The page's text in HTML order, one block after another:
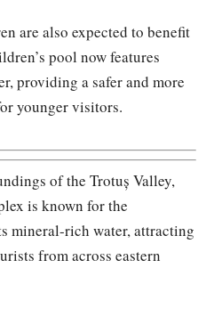
are also expected to benefit
pool now features
providing a safer and more
younger visitors.
of the Trotuș Valley,
is known for the
mineral-rich water, attracting
from across eastern